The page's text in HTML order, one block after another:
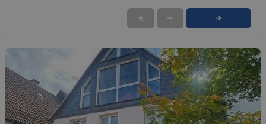
★ ➦ ➜